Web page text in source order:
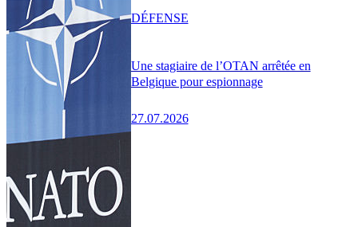
Une stagiaire de l’OTAN arrêtée en
Belgique pour espionnage
27.07.2026
DÉFENSE